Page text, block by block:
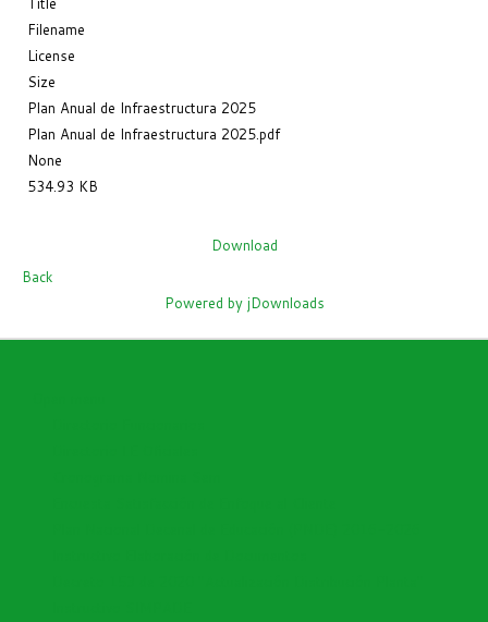
Filename
License
Size
Plan Anual de Infraestructura 2025
Plan Anual de Infraestructura 2025.pdf
None
534.93 KB
Download
Back
Powered by jDownloads